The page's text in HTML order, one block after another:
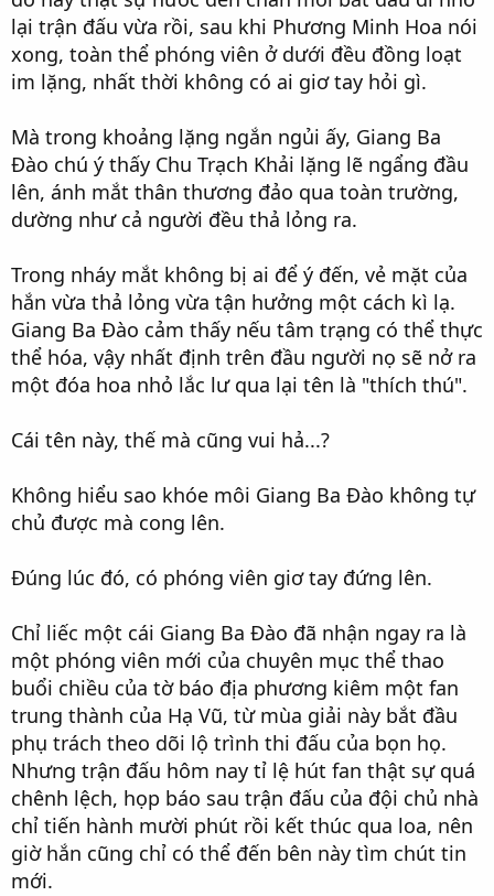
lại trận đấu vừa rồi, sau khi Phương Minh Hoa nói
xong, toàn thể phóng viên ở dưới đều đồng loạt
im lặng, nhất thời không có ai giơ tay hỏi gì.
Mà trong khoảng lặng ngắn ngủi ấy, Giang Ba
Đào chú ý thấy Chu Trạch Khải lặng lẽ ngẩng đầu
lên, ánh mắt thân thương đảo qua toàn trường,
dường như cả người đều thả lỏng ra.
Trong nháy mắt không bị ai để ý đến, vẻ mặt của
hắn vừa thả lỏng vừa tận hưởng một cách kì lạ.
Giang Ba Đào cảm thấy nếu tâm trạng có thể thực
thể hóa, vậy nhất định trên đầu người nọ sẽ nở ra
một đóa hoa nhỏ lắc lư qua lại tên là "thích thú".
Cái tên này, thế mà cũng vui hả...?
Không hiểu sao khóe môi Giang Ba Đào không tự
chủ được mà cong lên.
Đúng lúc đó, có phóng viên giơ tay đứng lên.
Chỉ liếc một cái Giang Ba Đào đã nhận ngay ra là
một phóng viên mới của chuyên mục thể thao
buổi chiều của tờ báo địa phương kiêm một fan
trung thành của Hạ Vũ, từ mùa giải này bắt đầu
phụ trách theo dõi lộ trình thi đấu của bọn họ.
Nhưng trận đấu hôm nay tỉ lệ hút fan thật sự quá
chênh lệch, họp báo sau trận đấu của đội chủ nhà
chỉ tiến hành mười phút rồi kết thúc qua loa, nên
giờ hắn cũng chỉ có thể đến bên này tìm chút tin
mới.